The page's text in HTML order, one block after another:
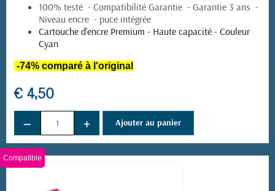
100% testé - Compatibilité Garantie - Garantie 3 ans -
Niveau encre - puce intégrée
Cartouche d'encre Premium - Haute capacité - Couleur
Cyan
-74% comparé à l'original
€ 4,50
− + Ajouter au panier
Compatible